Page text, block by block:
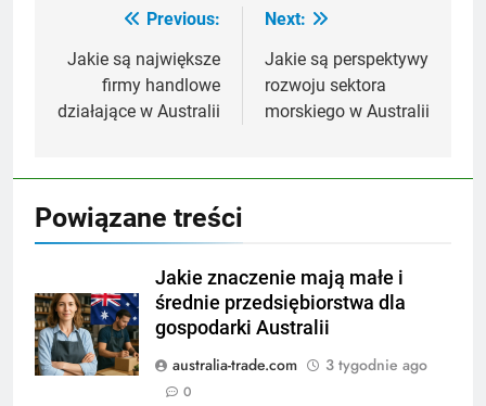
Nawigacja
wpisu
Previous:
Jakie są największe
firmy handlowe
działające w Australii
Next:
Jakie są perspektywy
rozwoju sektora
morskiego w Australii
Powiązane treści
Jakie znaczenie mają małe i
średnie przedsiębiorstwa dla
gospodarki Australii
australia-trade.com
3 tygodnie ago
0